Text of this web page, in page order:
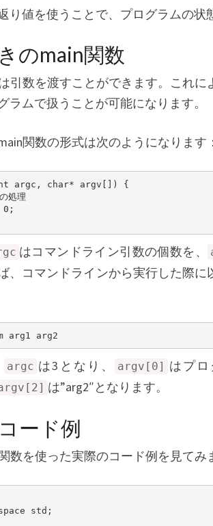
り値を使うことで、プログラムの状
のmain関数
引数を渡すことができます。これ
ラムで扱うことが可能になります。
関数の形式は次のようになります：
argc, char* argv[]) {
はコマンドライン引数の個数を、
、コマンドラインから実行した際
arg1 arg2
argc は3となり、 argv[0] はプロ
は”arg2″となります。
ード例
数を使った実際のコード例を見てみ
std;